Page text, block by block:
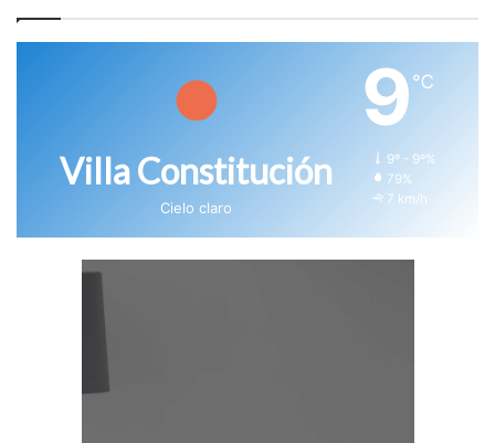
Villa Constitución
Cielo claro
9 ℃
9º - 9º%
79%
7 km/h